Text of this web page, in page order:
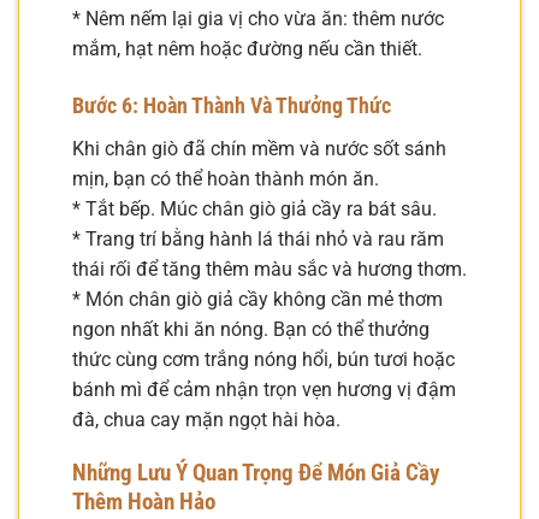
* Nêm nếm lại gia vị cho vừa ăn: thêm nước
mắm, hạt nêm hoặc đường nếu cần thiết.
Bước 6: Hoàn Thành Và Thưởng Thức
Khi chân giò đã chín mềm và nước sốt sánh
mịn, bạn có thể hoàn thành món ăn.
* Tắt bếp. Múc chân giò giả cầy ra bát sâu.
* Trang trí bằng hành lá thái nhỏ và rau răm
thái rối để tăng thêm màu sắc và hương thơm.
* Món chân giò giả cầy không cần mẻ thơm
ngon nhất khi ăn nóng. Bạn có thể thưởng
thức cùng cơm trắng nóng hổi, bún tươi hoặc
bánh mì để cảm nhận trọn vẹn hương vị đậm
đà, chua cay mặn ngọt hài hòa.
Những Lưu Ý Quan Trọng Để Món Giả Cầy
Thêm Hoàn Hảo